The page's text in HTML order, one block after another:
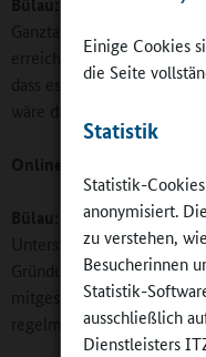
Einige Cookies
die Seite
Statistik
Statistik-
anonymisiert.
zu verstehen,
Besucherinnen
Statistik-
ausschließlich
Dienstleisters
Ganztagsangeboten, und
erreichen. Wenn am Ende
dass es einen Verband
wäre das ein großer
Online-Redaktion:
Bülau:
Eva Reiter und
Unterstützung zugesagt.
Gründungsveranstaltung
mitgestaltet. Unser
regelmäßig zusammen